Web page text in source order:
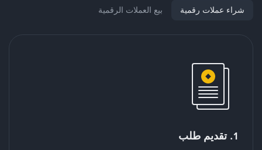
شراء عملات رقمية بيع العملات الرقمية
1. تقديم طلب